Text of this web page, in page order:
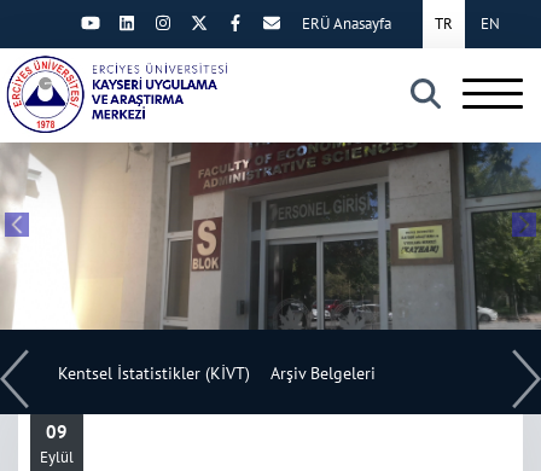
×
TR EN
ERÜ Anasayfa
Kentsel İstatistikler (KİVT) Arşiv Belgeleri Aylık
DUYURULAR
09
Eylül